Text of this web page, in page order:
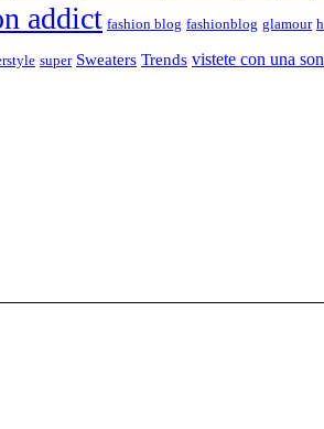
addict fashion blog fashionblog glamour
super Sweaters Trends vistete con una